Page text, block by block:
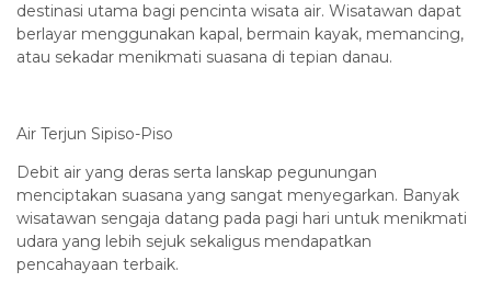
destinasi utama bagi pencinta wisata air. Wisatawan dapat
berlayar menggunakan kapal, bermain kayak, memancing,
atau sekadar menikmati suasana di tepian danau.
Air Terjun Sipiso-Piso
Debit air yang deras serta lanskap pegunungan
menciptakan suasana yang sangat menyegarkan. Banyak
wisatawan sengaja datang pada pagi hari untuk menikmati
udara yang lebih sejuk sekaligus mendapatkan
pencahayaan terbaik.